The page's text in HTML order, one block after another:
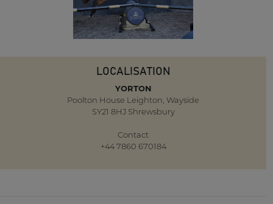
LOCALISATION
YORTON
Poolton House Leighton, Wayside
SY21 8HJ Shrewsbury
Contact
+44 7860 670184